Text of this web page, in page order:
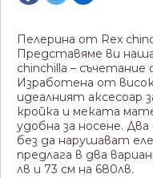
Пелерина от Rex
Представяме ви
chinchilla –
Изработена от
идеалният аксесоар
кройка и меката
удобна за носене.
без да нарушават
предлага в два
лв и 73 см на 680лв.